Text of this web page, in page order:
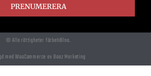
PRENUMERERA
© Alla rättigheter förbehållna.
med WooCommerce av Boaz Marketing